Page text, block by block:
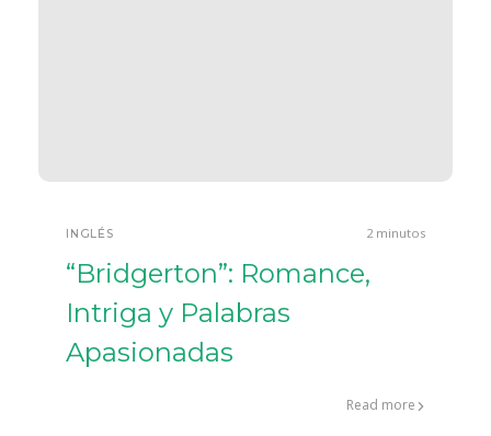
INGLÉS 2 minutos
“Bridgerton”: Romance,
Intriga y Palabras
Apasionadas
Read more